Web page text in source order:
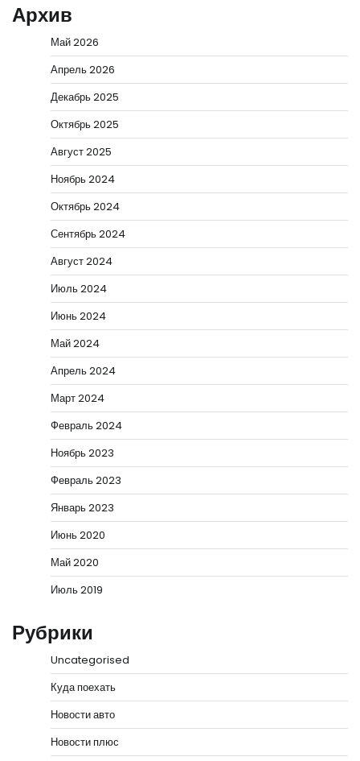
Архив
Май 2026
Апрель 2026
Декабрь 2025
Октябрь 2025
Август 2025
Ноябрь 2024
Октябрь 2024
Сентябрь 2024
Август 2024
Июль 2024
Июнь 2024
Май 2024
Апрель 2024
Март 2024
Февраль 2024
Ноябрь 2023
Февраль 2023
Январь 2023
Июнь 2020
Май 2020
Июль 2019
Рубрики
Uncategorised
Куда поехать
Новости авто
Новости плюс